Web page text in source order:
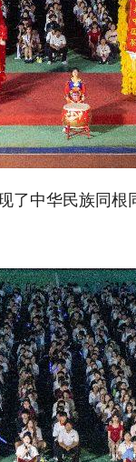
了中华民族同